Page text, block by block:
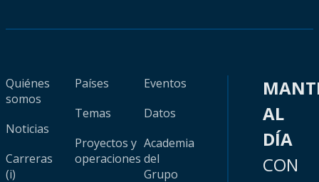
Quiénes
somos
Noticias
Carreras
(i)
Países
Temas
Proyectos y
operaciones
Eventos
Datos
Academia
del
Grupo
AL
DÍA
CON